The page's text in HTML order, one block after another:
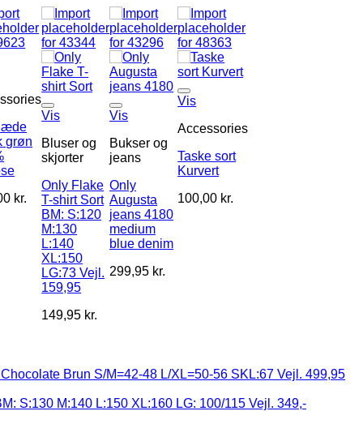
grøn
kr.
Vis
Bluser og
skjorter
Only Flake
T-shirt Sort
BM: S:120
M:130
L:140
XL:150
LG:73 Vejl.
159,95
149,95 kr.
Vis
Bukser og
jeans
Only
Augusta
jeans 4180
medium
blue denim
299,95 kr.
Vis
Accessories
Taske sort
Kurvert
100,00 kr.
Brun S/M=42-48 L/XL=50-56 SKL:67 Vejl. 499,95
S:130 M:140 L:150 XL:160 LG: 100/115 Vejl. 349,-